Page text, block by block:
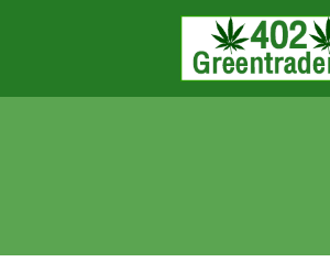
Greentraderfx
ความ
FOREX